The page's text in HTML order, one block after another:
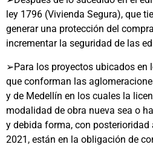
ley 1796 (Vivienda Segura), que
generar una protección del
incrementar la seguridad de las
➢Para los proyectos ubicados
que conforman las
y de Medellín en los cuales la
modalidad de obra nueva sea o
y debida forma, con posterioridad
2021, están en la obligación de